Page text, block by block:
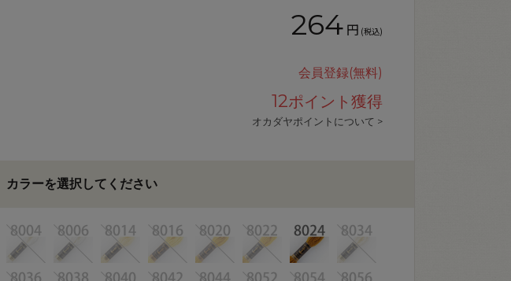
264 円 (税込)
会員登録(無料)
12ポイント獲得
オカダヤポイントについて >
カラーを選択してください